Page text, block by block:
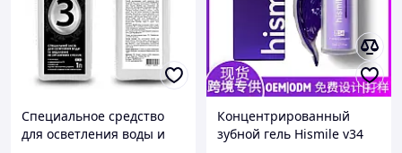
Специальное средство
для осветления воды и
Концентрированный
зубной гель Hismile v34